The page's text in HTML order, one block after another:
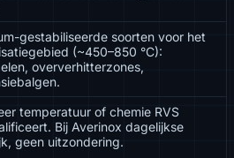
gestabiliseerde soorten voor het
(~450–850 °C):
oververhitterzones,
temperatuur of chemie RVS
Bij Averinox dagelijkse
geen uitzondering.